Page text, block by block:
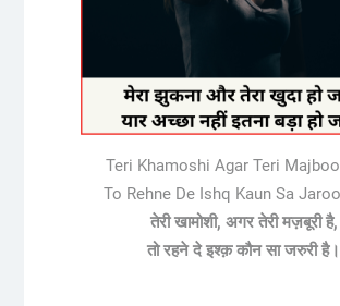
Teri Khamoshi Agar Teri
To Rehne De Ishq Kaun Sa
तेरी खामोशी, अगर तेरी मज़बूरी है,
तो रहने दे इश्क़ कौन सा जरुरी है।